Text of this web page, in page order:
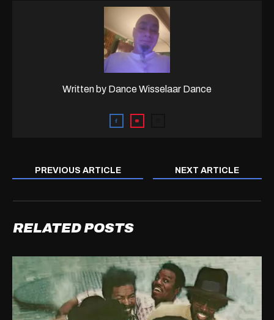
Written by Dance Wisselaar Dance
PREVIOUS ARTICLE NEXT ARTICLE
RELATED POSTS